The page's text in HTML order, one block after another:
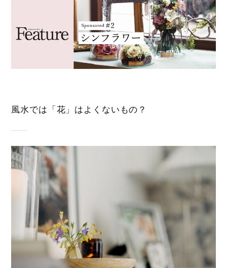
風水では「花」はよくないもの？